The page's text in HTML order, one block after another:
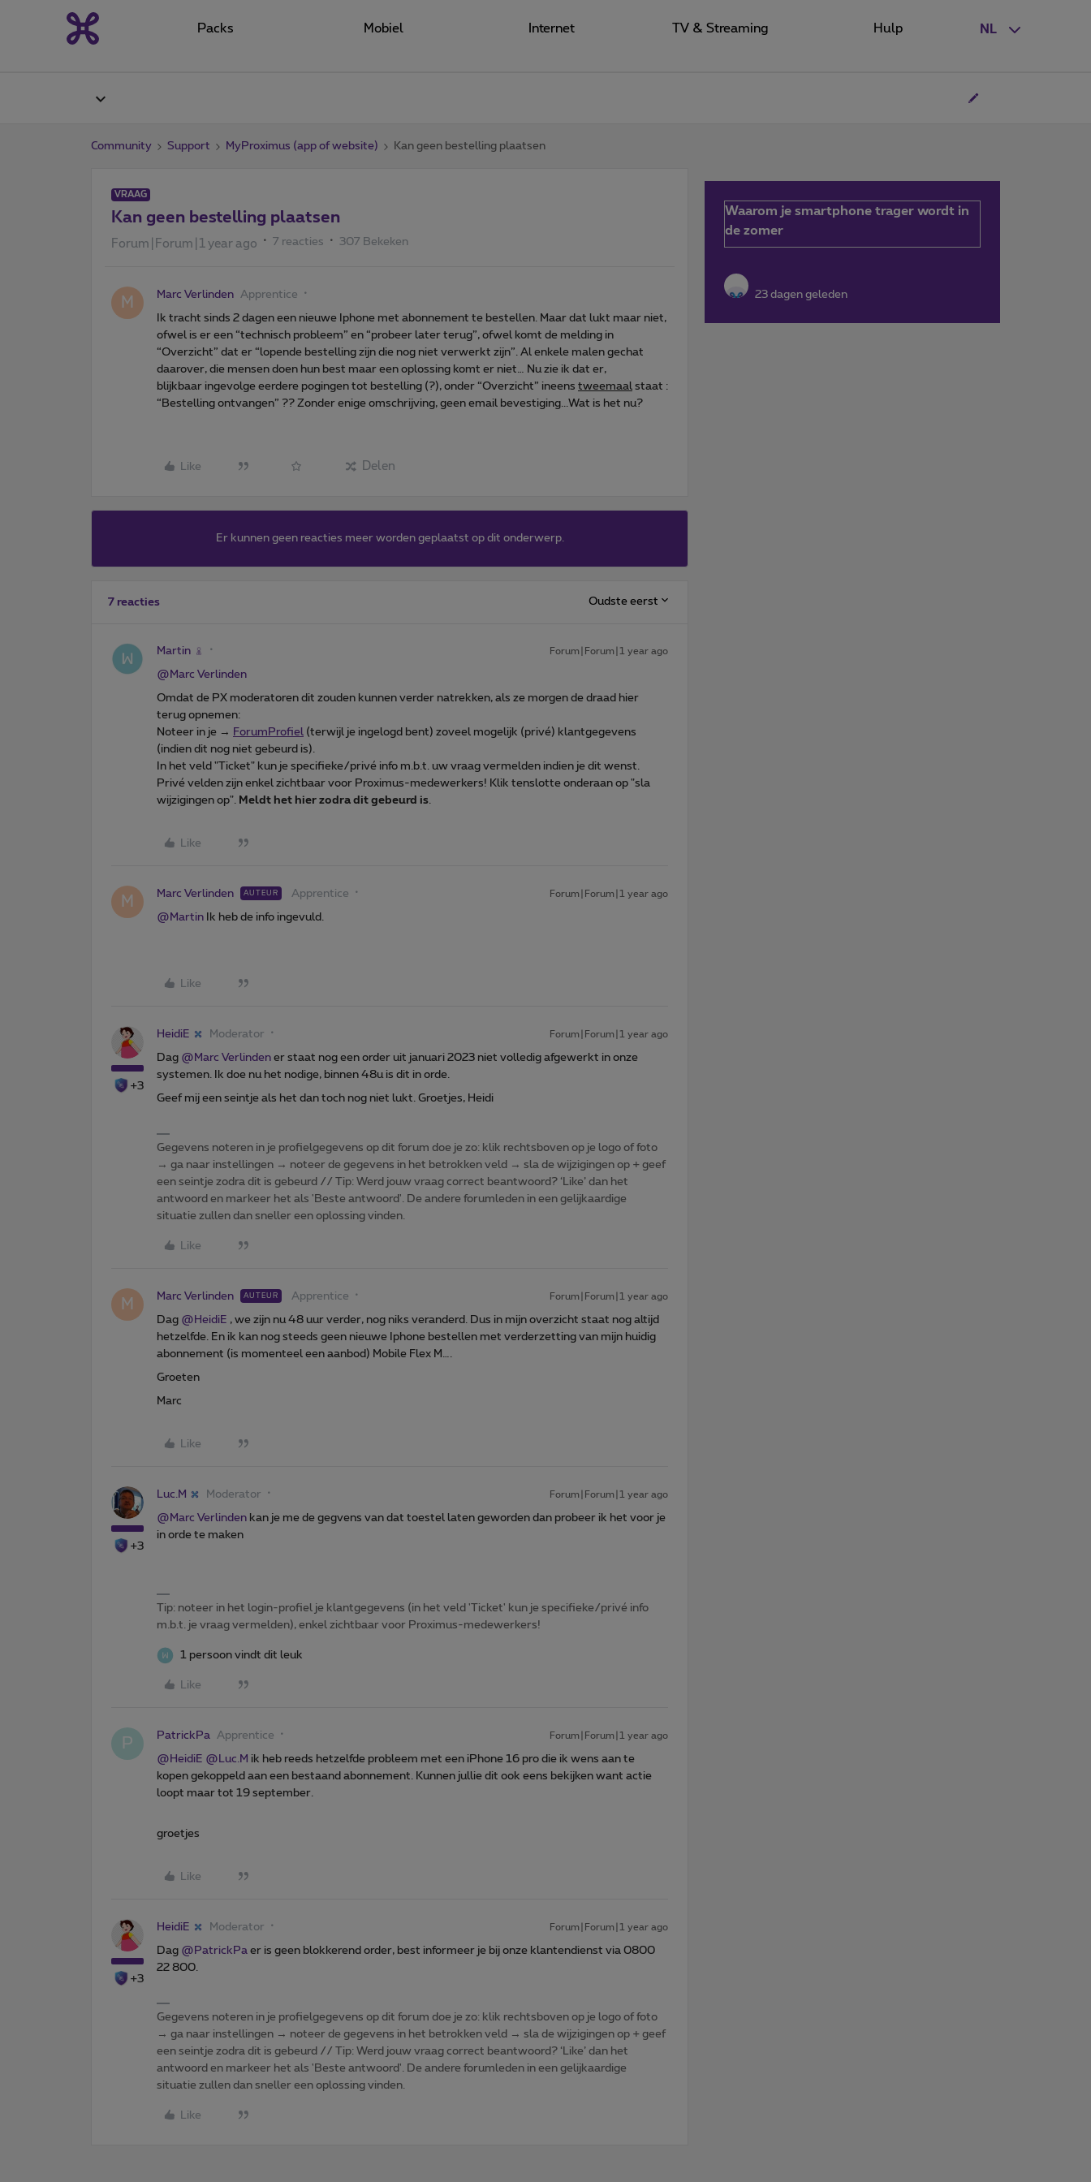
NL
Packs Mobiel Internet TV & Streaming Hulp
Community Support MyProximus (app of website) Kan geen bestelling plaatsen
VRAAG
Kan geen bestelling plaatsen
Forum|Forum|1 year ago 7 reacties 307 Bekeken
M Marc Verlinden Apprentice
Ik tracht sinds 2 dagen een nieuwe Iphone met abonnement te bestellen. Maar dat lukt maar niet,
ofwel is er een “technisch probleem” en “probeer later terug”, ofwel komt de melding in
“Overzicht” dat er “lopende bestelling zijn die nog niet verwerkt zijn”. Al enkele malen gechat
daarover, die mensen doen hun best maar een oplossing komt er niet… Nu zie ik dat er,
blijkbaar ingevolge eerdere pogingen tot bestelling (?), onder “Overzicht” ineens tweemaal staat :
“Bestelling ontvangen” ?? Zonder enige omschrijving, geen email bevestiging...Wat is het nu?
Like Delen
Er kunnen geen reacties meer worden geplaatst op dit onderwerp.
7 reacties Oudste eerst
Martin Forum|Forum|1 year ago
@Marc Verlinden
Omdat de PX moderatoren dit zouden kunnen verder natrekken, als ze morgen de draad hier
terug opnemen:
Noteer in je → ForumProfiel (terwijl je ingelogd bent) zoveel mogelijk (privé) klantgegevens
(indien dit nog niet gebeurd is).
In het veld "Ticket" kun je specifieke/privé info m.b.t. uw vraag vermelden indien je dit wenst.
Privé velden zijn enkel zichtbaar voor Proximus-medewerkers! Klik tenslotte onderaan op "sla
wijzigingen op".
Meldt het hier zodra dit gebeurd is
Like
M Marc Verlinden AUTEUR Apprentice Forum|Forum|1 year ago
@Martin Ik heb de info ingevuld.
Like
+3
HeidiE Moderator Forum|Forum|1 year ago
Dag @Marc Verlinden er staat nog een order uit januari 2023 niet volledig afgewerkt in onze
systemen. Ik doe nu het nodige, binnen 48u is dit in orde.
Geef mij een seintje als het dan toch nog niet lukt. Groetjes, Heidi
Gegevens noteren in je profielgegevens op dit forum doe je zo: klik rechtsboven op je logo of foto
→ ga naar instellingen → noteer de gegevens in het betrokken veld → sla de wijzigingen op + geef
een seintje zodra dit is gebeurd // Tip: Werd jouw vraag correct beantwoord? ‘Like’ dan het
antwoord en markeer het als 'Beste antwoord'. De andere forumleden in een gelijkaardige
situatie zullen dan sneller een oplossing vinden.
Like
M Marc Verlinden AUTEUR Apprentice Forum|Forum|1 year ago
Dag @HeidiE , we zijn nu 48 uur verder, nog niks veranderd. Dus in mijn overzicht staat nog altijd
hetzelfde. En ik kan nog steeds geen nieuwe Iphone bestellen met verderzetting van mijn huidig
abonnement (is momenteel een aanbod) Mobile Flex M….
Groeten
Marc
Like
+3
Luc.M Moderator Forum|Forum|1 year ago
@Marc Verlinden kan je me de gegvens van dat toestel laten geworden dan probeer ik het voor je
in orde te maken
Tip: noteer in het login-profiel je klantgegevens (in het veld 'Ticket' kun je specifieke/privé info
m.b.t. je vraag vermelden), enkel zichtbaar voor Proximus-medewerkers!
1 persoon vindt dit leuk
Like
P PatrickPa Apprentice Forum|Forum|1 year ago
@HeidiE @Luc.M ik heb reeds hetzelfde probleem met een iPhone 16 pro die ik wens aan te
kopen gekoppeld aan een bestaand abonnement. Kunnen jullie dit ook eens bekijken want actie
loopt maar tot 19 september.
groetjes
Like
+3
HeidiE Moderator Forum|Forum|1 year ago
Dag @PatrickPa er is geen blokkerend order, best informeer je bij onze klantendienst via 0800
22 800.
Gegevens noteren in je profielgegevens op dit forum doe je zo: klik rechtsboven op je logo of foto
→ ga naar instellingen → noteer de gegevens in het betrokken veld → sla de wijzigingen op + geef
een seintje zodra dit is gebeurd // Tip: Werd jouw vraag correct beantwoord? ‘Like’ dan het
antwoord en markeer het als 'Beste antwoord'. De andere forumleden in een gelijkaardige
situatie zullen dan sneller een oplossing vinden.
Like
Waarom je smartphone trager wordt in
de zomer
23 dagen geleden